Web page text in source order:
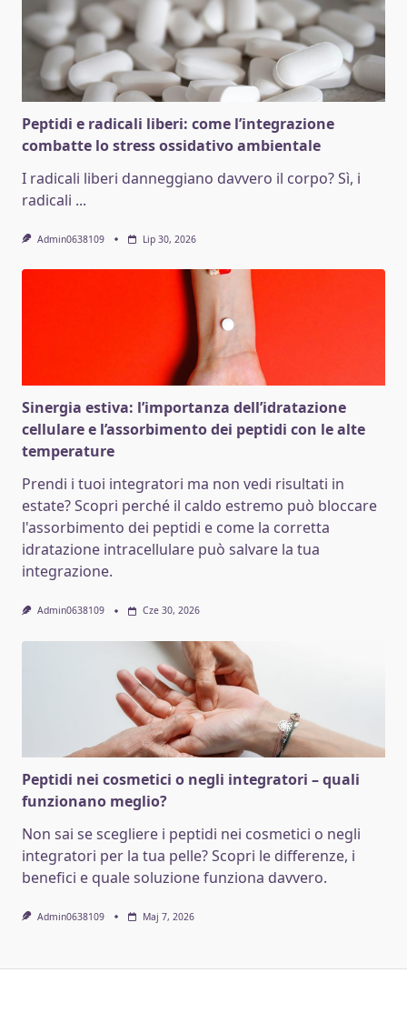
Peptidi e radicali liberi: come l’integrazione
combatte lo stress ossidativo ambientale
I radicali liberi danneggiano davvero il corpo? Sì, i
radicali ...
Admin0638109 Lip 30, 2026
Sinergia estiva: l’importanza dell’idratazione
cellulare e l’assorbimento dei peptidi con le alte
temperature
Prendi i tuoi integratori ma non vedi risultati in
estate? Scopri perché il caldo estremo può bloccare
l'assorbimento dei peptidi e come la corretta
idratazione intracellulare può salvare la tua
integrazione.
Admin0638109 Cze 30, 2026
Peptidi nei cosmetici o negli integratori – quali
funzionano meglio?
Non sai se scegliere i peptidi nei cosmetici o negli
integratori per la tua pelle? Scopri le differenze, i
benefici e quale soluzione funziona davvero.
Admin0638109 Maj 7, 2026